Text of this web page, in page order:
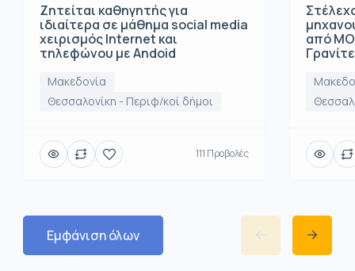
Ζητείται καθηγητής για
ιδιαίτερα σε μάθημα social media
χειρισμός Internet και
τηλεφώνου με Andoid
Μακεδονία
Θεσσαλονίκη - Περιφ/κοί δήμοι
111 Προβολές
από
Εμφάνιση όλων